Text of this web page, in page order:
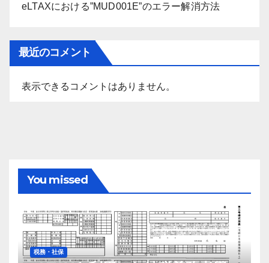
eLTAXにおける”MUD001E”のエラー解消方法
最近のコメント
表示できるコメントはありません。
You missed
税務・社保